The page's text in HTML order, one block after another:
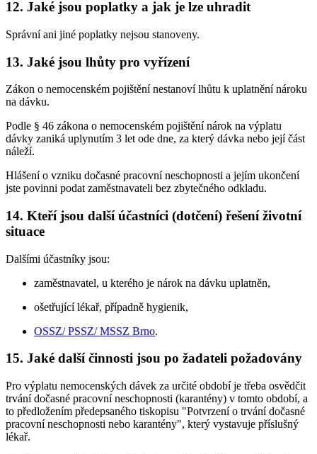
12. Jaké jsou poplatky a jak je lze uhradit
Správní ani jiné poplatky nejsou stanoveny.
13. Jaké jsou lhůty pro vyřízení
Zákon o nemocenském pojištění nestanoví lhůtu k uplatnění nároku
na dávku.
Podle § 46 zákona o nemocenském pojištění nárok na výplatu
dávky zaniká uplynutím 3 let ode dne, za který dávka nebo její část
náleží.
Hlášení o vzniku dočasné pracovní neschopnosti a jejím ukončení
jste povinni podat zaměstnavateli bez zbytečného odkladu.
14. Kteří jsou další účastníci (dotčení) řešení životní
situace
Dalšími účastníky jsou:
zaměstnavatel, u kterého je nárok na dávku uplatněn,
ošetřující lékař, případně hygienik,
OSSZ/ PSSZ/ MSSZ Brno.
15. Jaké další činnosti jsou po žadateli požadovány
Pro výplatu nemocenských dávek za určité období je třeba osvědčit
trvání dočasné pracovní neschopnosti (karantény) v tomto období, a
to předložením předepsaného tiskopisu "Potvrzení o trvání dočasné
pracovní neschopnosti nebo karantény", který vystavuje příslušný
lékař.